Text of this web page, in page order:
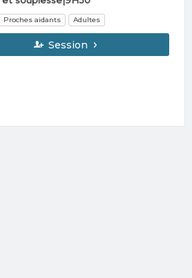
Proches aidants Adultes
Session